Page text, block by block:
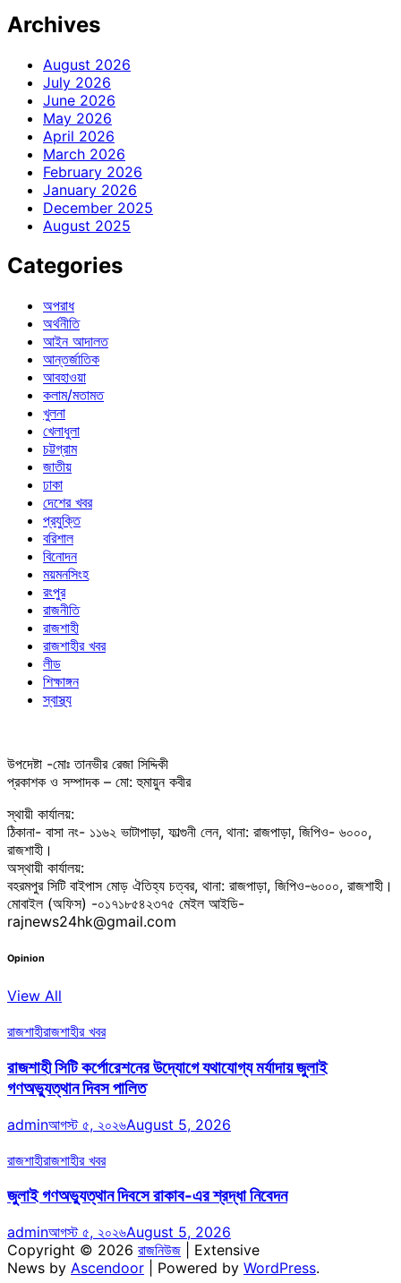
Archives
August 2026
July 2026
June 2026
May 2026
April 2026
March 2026
February 2026
January 2026
December 2025
August 2025
Categories
অপরাধ
অর্থনীতি
আইন আদালত
আন্তর্জাতিক
আবহাওয়া
কলাম/মতামত
খুলনা
খেলাধুলা
চট্টগ্রাম
জাতীয়
ঢাকা
দেশের খবর
প্রযুক্তি
বরিশাল
বিনোদন
ময়মনসিংহ
রংপুর
রাজনীতি
রাজশাহী
রাজশাহীর খবর
লীড
শিক্ষাঙ্গন
স্বাস্থ্য
উপদেষ্টা -মোঃ তানভীর রেজা সিদ্দিকী
প্রকাশক ও সম্পাদক – মো: হুমায়ুন কবীর
স্থায়ী কার্যালয়:
ঠিকানা- বাসা নং- ১১৬২ ভাটাপাড়া, ফাল্গুনী লেন, থানা: রাজপাড়া, জিপিও- ৬০০০,
রাজশাহী।
অস্থায়ী কার্যালয়:
বহরমপুর সিটি বাইপাস মোড় ঐতিহ্য চত্বর, থানা: রাজপাড়া, জিপিও-৬০০০, রাজশাহী।
মোবাইল (অফিস) -০১৭১৮৫৪২৩৭৫ মেইল আইডি-
rajnews24hk@gmail.com
Opinion
View All
রাজশাহীরাজশাহীর খবর
রাজশাহী সিটি কর্পোরেশনের উদ্যোগে যথাযোগ্য মর্যাদায় জুলাই
গণঅভ্যুত্থান দিবস পালিত
adminআগস্ট ৫, ২০২৬August 5, 2026
রাজশাহীরাজশাহীর খবর
জুলাই গণঅভ্যুত্থান দিবসে রাকাব-এর শ্রদ্ধা নিবেদন
adminআগস্ট ৫, ২০২৬August 5, 2026
Copyright © 2026 রাজনিউজ | Extensive
News by Ascendoor | Powered by WordPress.